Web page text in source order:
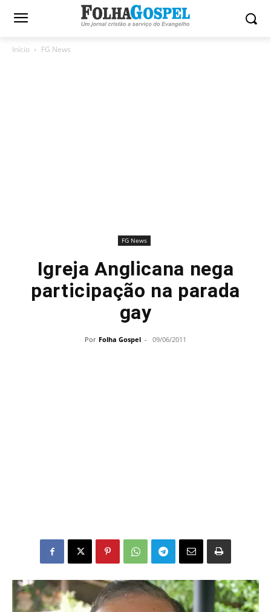
Início FG News
FG News
Igreja Anglicana nega
participação na parada
gay
Por Folha Gospel - 09/06/2011